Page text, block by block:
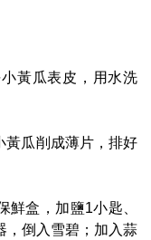
黃瓜表皮，用水洗
黃瓜削成薄片，排好
鮮盒，加鹽1小匙、
，倒入雪碧；加入蒜